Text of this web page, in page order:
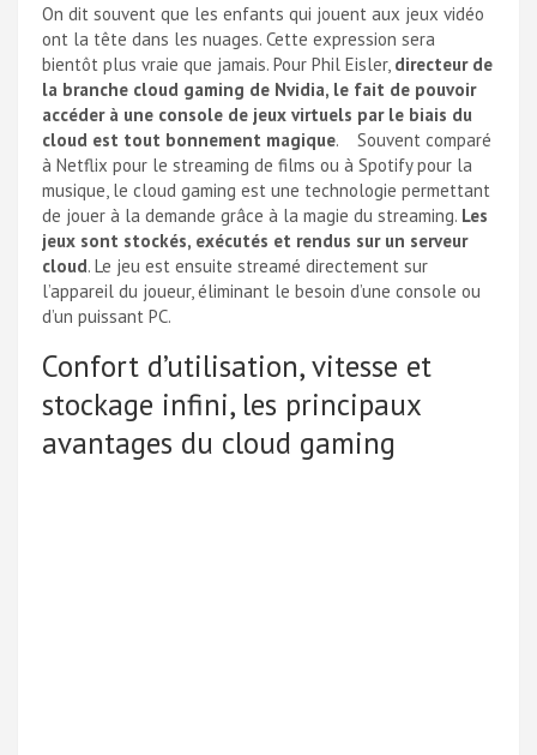
On dit souvent que les enfants qui jouent aux jeux vidéo
ont la tête dans les nuages. Cette expression sera
bientôt plus vraie que jamais. Pour Phil Eisler, directeur de
la branche cloud gaming de Nvidia, le fait de pouvoir
accéder à une console de jeux virtuels par le biais du
cloud est tout bonnement magique. Souvent comparé
à Netflix pour le streaming de films ou à Spotify pour la
musique, le cloud gaming est une technologie permettant
de jouer à la demande grâce à la magie du streaming. Les
jeux sont stockés, exécutés et rendus sur un serveur
cloud. Le jeu est ensuite streamé directement sur
l’appareil du joueur, éliminant le besoin d’une console ou
d’un puissant PC.
Confort d’utilisation, vitesse et
stockage infini, les principaux
avantages du cloud gaming